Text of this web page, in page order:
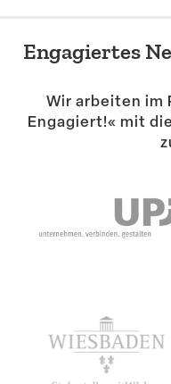
Engagiertes
Wir arbeiten im
Engagiert!« mit